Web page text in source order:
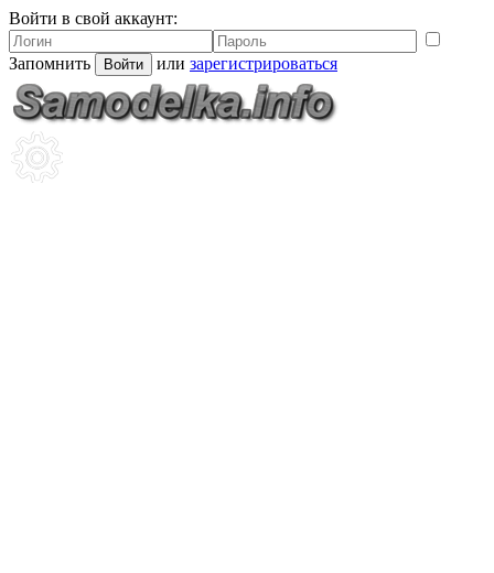
Войти в свой аккаунт:
Запомнить Войти или зарегистрироваться